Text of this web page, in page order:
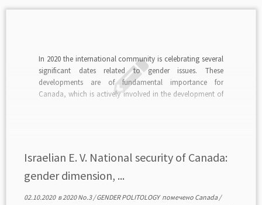
In 2020 the international community is celebrating several
significant dates related to gender issues. These
developments are of fundamental importance for
Canada, which is actively involved in the development of
Israelian E. V. National security of Canada:
gender dimension, ...
02.10.2020в2020 No.3/GENDER POLITOLOGYпомечено Canada/